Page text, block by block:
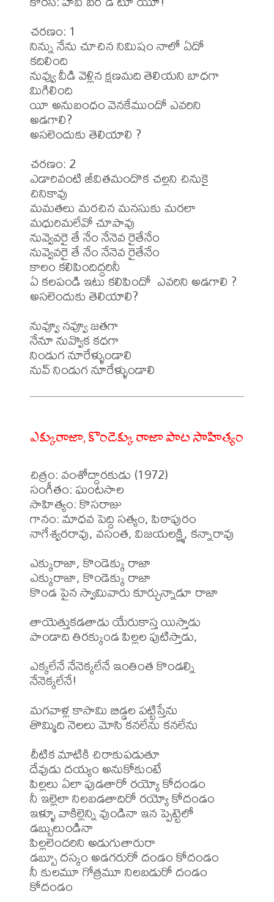
చరణం: 1
నిన్ను నేను చూచిన నిమిషం నాలో ఏదో
కదిలింది
నువ్వు వీడి వెళ్లిన క్షణమది తెలియని బాధగా
మిగిలింది
యీ అనుబంధం వెనకేముందో ఎవరిని
అడగాలి?
అసలెందుకు తెలియాలి ?
చరణం: 2
ఎడారివంటి జీవితమందొక చల్లని చినుకై
చినికావు
మమతలు మరచిన మనసుకు మరలా
మధురిమలేవో చూపావు
నువ్వెవరై తే నేం నేనెవ రైతేనేం
నువ్వెవరై తే నేం నేనెవ రైతేనేం
కాలం కలిపిందిద్దరినీ
ఏ కలపండి ఇటు కలిపిందో  ఎవరిని అడగాలి ?
అసలెందుకు తెలియాలి?
నువ్వూ నవ్వూ జతగా
నేనూ నువ్వొక కధగా
నిండుగ నూరేళ్ళుండాలి
ఎక్కురాజా, కొండెక్కు రాజా పాట సాహిత్యం
చిత్రం: వంశోద్దారకుడు (1972)
సంగీతం: ఘంటసాల
సాహిత్యం: కొసరాజు
గానం: మాధవ పెద్ది సత్యం, పిఠాపురం
నాగేశ్వరరావు, వసంత, విజయలక్ష్మి, కన్నారావు
ఎక్కురాజా, కొండెక్కు రాజా
ఎక్కురాజా, కొండెక్కు రాజా
కొండ పైన స్వామివారు కూర్చున్నాడూ రాజా
తాయెత్తుకడతాడు యేరుకాస్త యిస్తాడు
పాండాది తిరక్కుండ పిల్లల పుటిస్తాడు,
ఎక్కలేనే నేనెక్కలేనే ఇంతింత కొండల్ని
నేనెక్కలేనే!
మగవాళ్ల కాసామి బిడ్డల పట్టిస్తేను
తొమ్మిది నెలలు మోసి కనలేను కనలేను
చీటిక మాటికి చిరాకుపడుతూ
దేవుడు దయ్యం అనుకోకుంటే
పిల్లలు ఏలా పుడతారో రయ్యో కోదండం
నీ ఇల్లెలా నిలబడతాదిరో రయ్యో కోదండం
ఇళ్ళూ వాకిల్లెన్ని వుండినా ఇన ప్పెట్టెలో
డబ్బులుండినా
పిల్లలెందరిని అడుగుతారురా
డబ్బూ దస్కం అడగరురో దండం కోదండం
నీ కులమూ గోత్రమూ నిలబడురో దండం
కోదండం